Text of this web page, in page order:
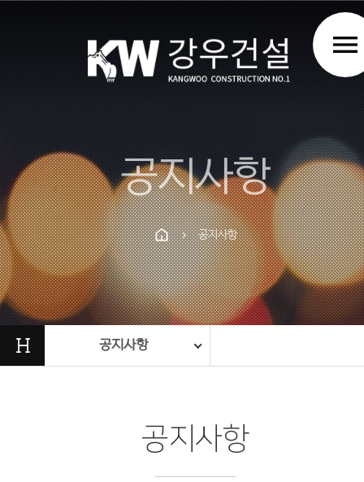
PrevNext
menu
공지사항
chevron_right 공지사항
H 공지사항
공지사항